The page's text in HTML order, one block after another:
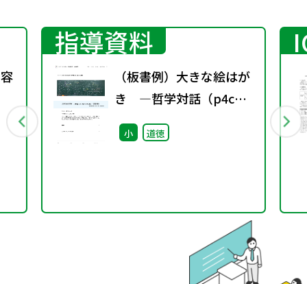
指導資料
（板書例）大きな絵はが
き ―哲学対話（p4c）
を取り入れた実践例―
（小学4年）
小 道徳